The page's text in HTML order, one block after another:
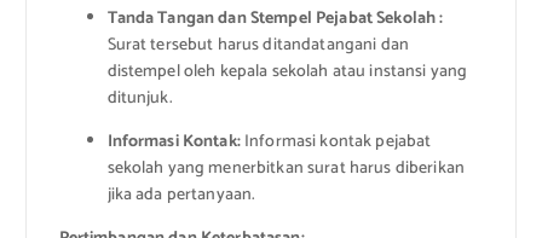
Tanda Tangan dan Stempel Pejabat Sekolah :
Surat tersebut harus ditandatangani dan
distempel oleh kepala sekolah atau instansi yang
ditunjuk.
Informasi Kontak:Informasi kontak pejabat
sekolah yang menerbitkan surat harus diberikan
jika ada pertanyaan.